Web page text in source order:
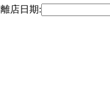
離店日期: